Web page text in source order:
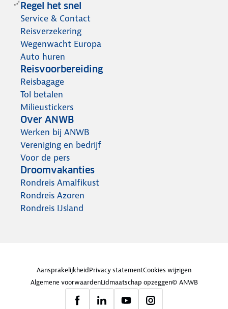
Regel het snel
Service & Contact
Reisverzekering
Wegenwacht Europa
Auto huren
Reisvoorbereiding
Reisbagage
Tol betalen
Milieustickers
Over ANWB
Werken bij ANWB
Vereniging en bedrijf
Voor de pers
Droomvakanties
Rondreis Amalfikust
Rondreis Azoren
Rondreis IJsland
AansprakelijkheidPrivacy statementCookies wijzigen
Algemene voorwaardenLidmaatschap opzeggen© ANWB